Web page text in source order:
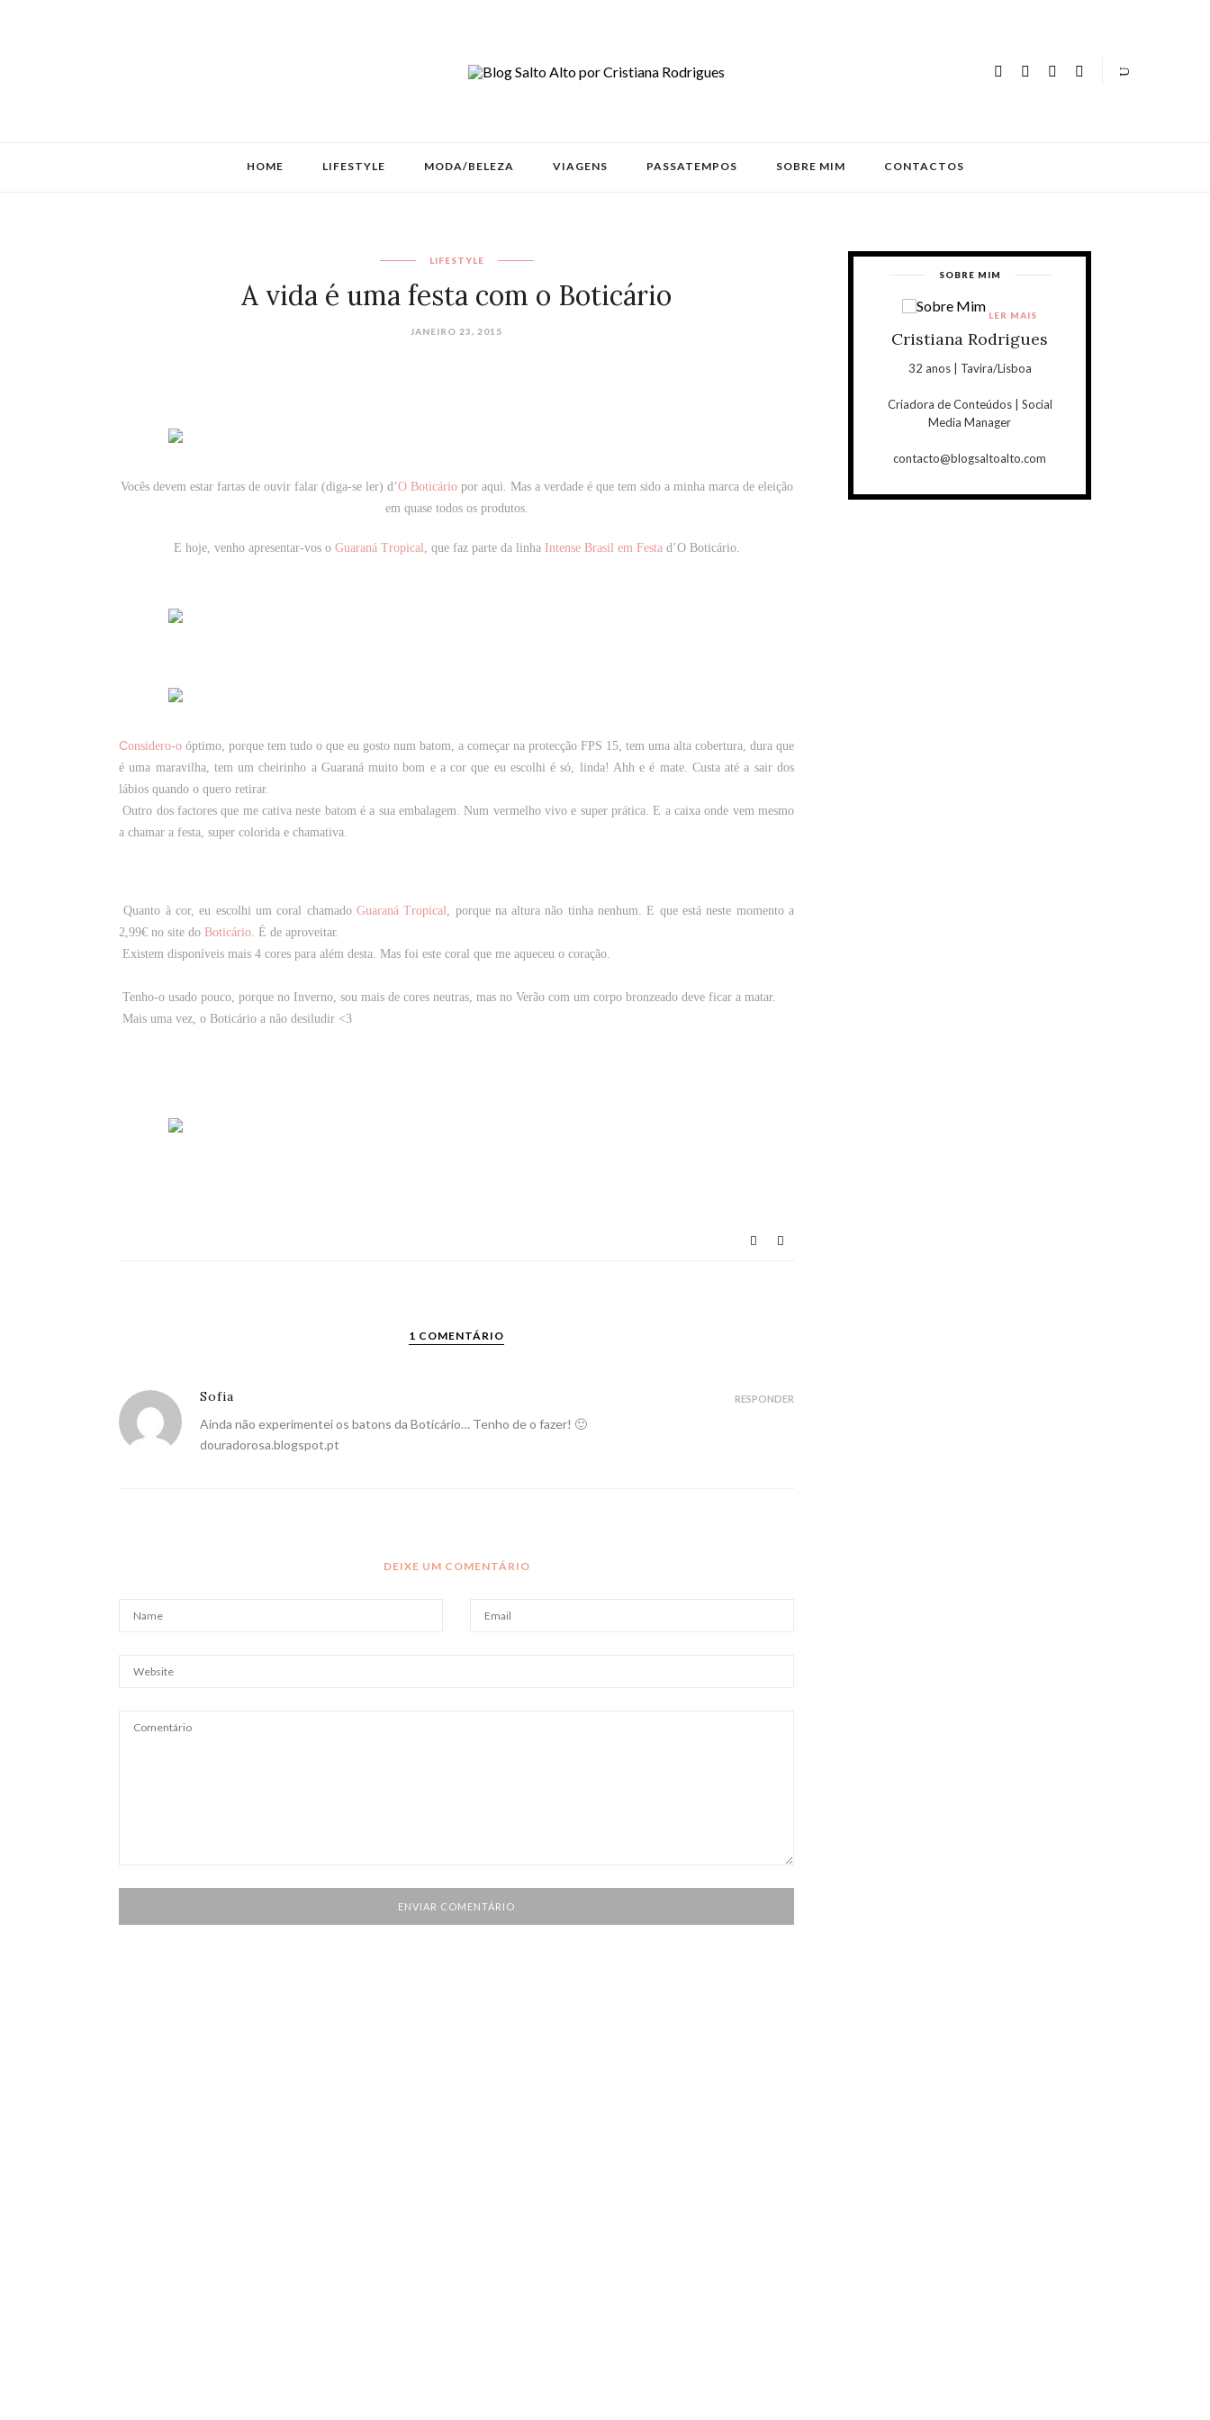
HOME LIFESTYLE MODA/BELEZA VIAGENS PASSATEMPOS SOBRE MIM CONTACTOS
LIFESTYLE
A vida é uma festa com o Boticário
JANEIRO 23, 2015
Vocês devem estar fartas de ouvir falar (diga-se ler) d’O Boticáriopor aqui. Mas a verdade é que tem sido a minha marca de eleição
em quase todos os produtos.
E hoje, venho apresentar-vos o Guaraná Tropical, que faz parte da linha Intense Brasil em Festad’O Boticário.
Considero-o óptimo, porque tem tudo o que eu gosto num batom, a começar na protecção FPS 15, tem uma alta cobertura, dura que
é uma maravilha, tem um cheirinho a Guaraná muito bom e a cor que eu escolhi é só, linda! Ahh e é mate. Custa até a sair dos
lábios quando o quero retirar.
Outro dos factores que me cativa neste batom é a sua embalagem. Num vermelho vivo e super prática. E a caixa onde vem mesmo
a chamar a festa, super colorida e chamativa.
Quanto à cor, eu escolhi um coral chamado Guaraná Tropical, porque na altura não tinha nenhum. E que está neste momento a
2,99€ no site do Boticário. É de aproveitar.
Existem disponíveis mais 4 cores para além desta. Mas foi este coral que me aqueceu o coração.
Tenho-o usado pouco, porque no Inverno, sou mais de cores neutras, mas no Verão com um corpo bronzeado deve ficar a matar.
Mais uma vez, o Boticário a não desiludir <3
1 COMENTÁRIO
Sofia
Ainda não experimentei os batons da Boticário… Tenho de o fazer! 🙂
douradorosa.blogspot.pt
RESPONDER
DEIXE UM COMENTÁRIO
SOBRE MIM
Cristiana Rodrigues
32 anos | Tavira/Lisboa
Criadora de Conteúdos | Social
Media Manager
contacto@blogsaltoalto.com
LER MAIS